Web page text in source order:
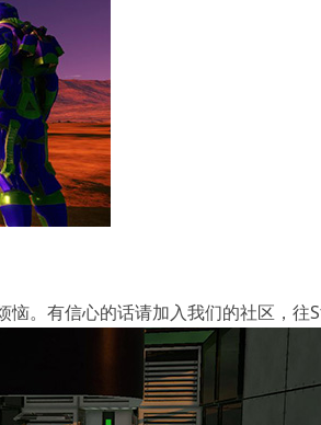
恼。有信心的话请加入我们的社区，往